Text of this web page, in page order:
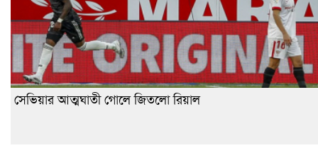
সেভিয়ার আত্মঘাতী গোলে জিতলো রিয়াল